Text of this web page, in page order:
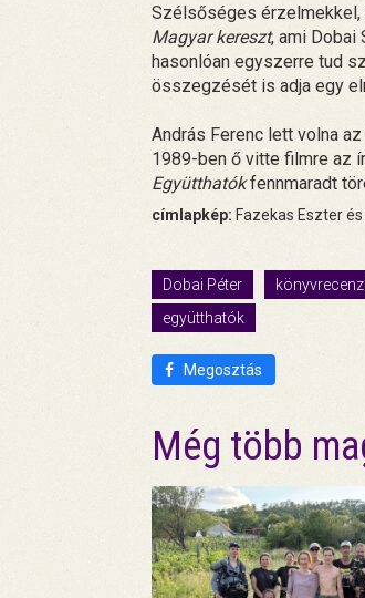
Szélsőséges
Magyar kereszt, ami Dobai
hasonlóan egyszerre tud
összegzését is adja egy
András Ferenc lett volna
1989-ben ő vitte filmre az
Együtthatókfennmaradt
címlapkép: Fazekas Eszter
Dobai Péter
együtthatók
Megosztás
Még több